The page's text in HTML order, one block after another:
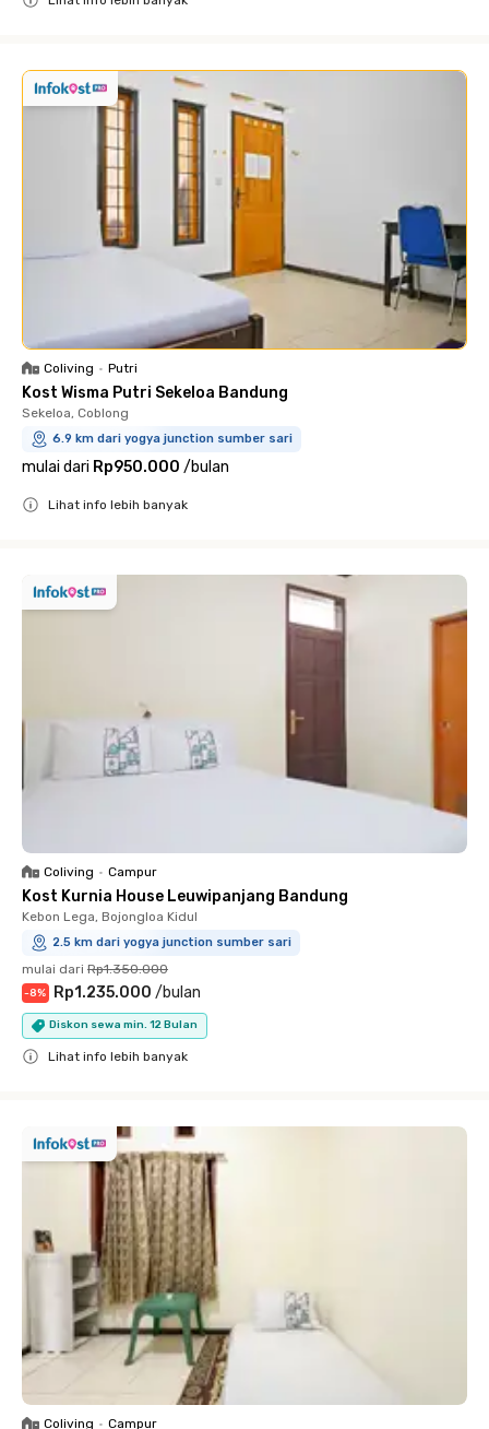
Coliving • Putri
Kost Wisma Putri Sekeloa Bandung
Sekeloa, Coblong
6.9 km dari yogya junction sumber sari
mulai dari Rp950.000 /bulan
Lihat info lebih banyak
Coliving • Campur
Kost Kurnia House Leuwipanjang Bandung
Kebon Lega, Bojongloa Kidul
2.5 km dari yogya junction sumber sari
mulai dari Rp1.350.000
-8% Rp1.235.000 /bulan
Diskon sewa min. 12 Bulan
Lihat info lebih banyak
Coliving • Campur